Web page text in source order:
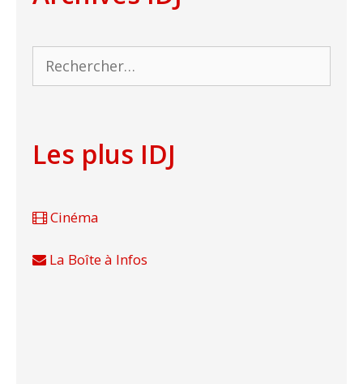
Rechercher :
Les plus IDJ
Cinéma
La Boîte à Infos